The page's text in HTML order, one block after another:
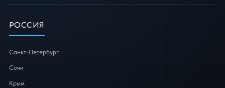
РОССИЯ
Санкт-Петербург
Сочи
Крым